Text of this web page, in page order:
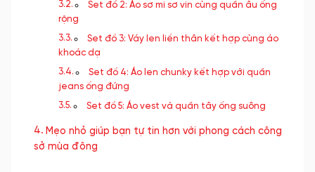
Set đồ 2: Áo sơ mi sơ vin cùng quần âu ống
rộng
Set đồ 3: Váy len liền thân kết hợp cùng áo
khoác dạ
Set đồ 4: Áo len chunky kết hợp với quần
jeans ống đứng
Set đồ 5: Áo vest và quần tây ống suông
Mẹo nhỏ giúp bạn tự tin hơn với phong cách công
sở mùa đông